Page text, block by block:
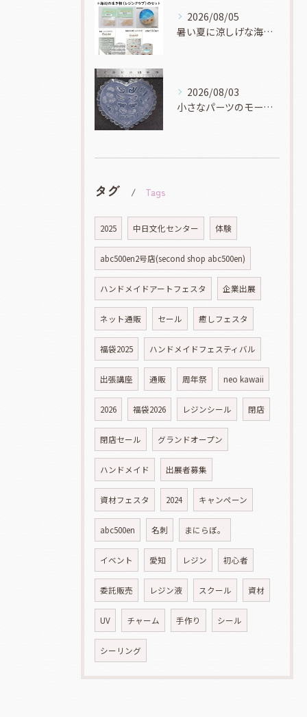
2026/08/05
暑い夏に涼しげな海系マリン系アイテムを作りませんか？
2026/08/03
小さなパーツのモールドもいろんな種類ありますよ！
タグ Tags
2025 中日文化センター 体験
abc500en2号店(second shop abc500en)
ハンドメイドアートフェスタ 企業出展
ネット通販 セール 癒しフェスタ
福袋2025 ハンドメイドフェスティバル
出張講座 通販 周年祭 neo kawaii
2026 福袋2026 レジンシール 閉店
閉店セール グランドオープン
ハンドメイド 出展者募集
資材フェスタ 2024 キャンペーン
abc500en 名刺 まにらぼ。
イベント 愛知 レジン 初心者
委託販売 レジン液 スクール 資材
UV チャーム 手作り シール
シーリング